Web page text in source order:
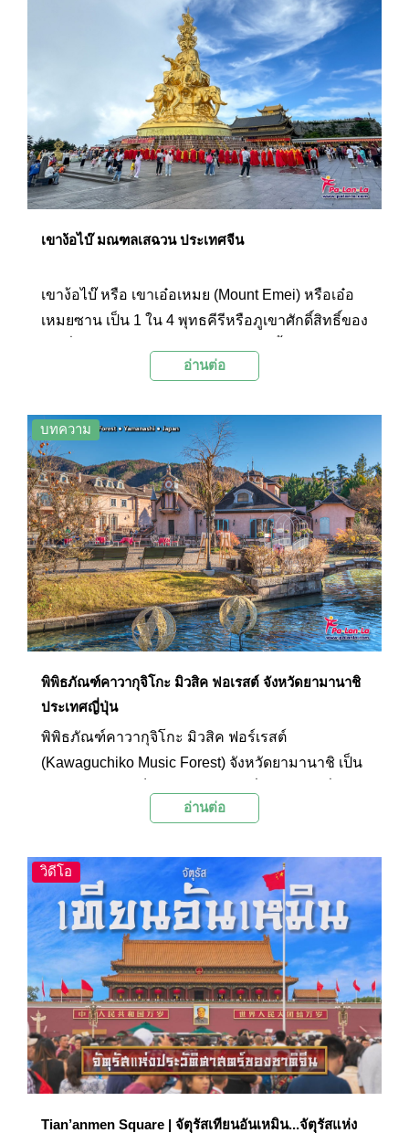
อเหมยเมื่อปี ค.ศ. 1996
เขาง้อไบ๊ มณฑลเสฉวน ประเทศจีน
เขาง้อไบ๊ หรือ เขาเอ๋อเหมย (Mount Emei) หรือเอ๋อ
เหมยซาน เป็น 1 ใน 4 พุทธคีรีหรือภูเขาศักดิ์สิทธิ์ของ
เป็นมรดกโลกทางวัฒนธรรมและธรรมชาติร่วมกับ
ของธรรมชาติระดับ 5A บวกกับวัฒนธรรมอัน
ยาวนาน และสถาปัตยกรรมอันงดงาม ทำให้เขาง้อ
ไบ๊เป็นจุดหมายปลายทางยอดนิยมสำหรับนักท่อง
เที่ยวที่ต้องการสัมผัสความอัศจรรย์ของธรรมชาติ
และวัฒนธรรมจีน
อ่านต่อ
บทความ
พิพิธภัณฑ์คาวากุจิโกะ มิวสิค ฟอเรสต์ จังหวัดยามานาชิ
ประเทศญี่ปุ่น
พิพิธภัณฑ์คาวากุจิโกะ มิวสิค ฟอร์เรสต์
(Kawaguchiko Music Forest) จังหวัดยามานาชิ เป็น
ดนตรีต่างๆ หลายๆ ยุคสมัยจากทั่วโลก โดยเฉพาะที่
อ่านต่อ
วิดีโอ
Tian’anmen Square | จัตุรัสเทียนอันเหมิน...จัตุรัสแห่ง